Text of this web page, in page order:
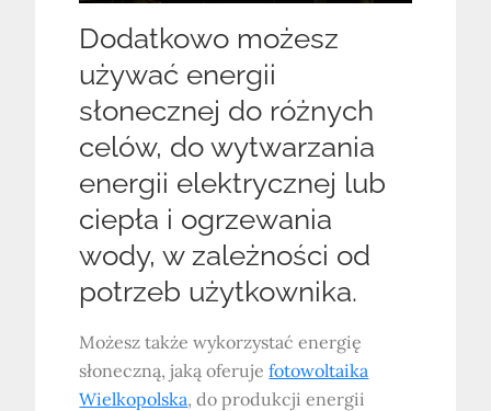
Dodatkowo możesz
używać energii
słonecznej do różnych
celów, do wytwarzania
energii elektrycznej lub
ciepła i ogrzewania
wody, w zależności od
potrzeb użytkownika.
Możesz także wykorzystać energię
słoneczną, jaką oferujefotowoltaika
Wielkopolska, do produkcji energii